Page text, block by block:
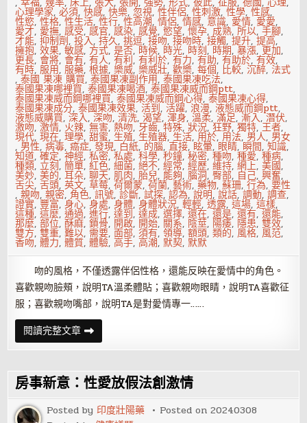
心理學家,必須,快感,快樂,忽視,性伴侶,性刺激,性學,性感,
性慾,性格,性生活,性行,性高潮,情侶,情感, 意識, 愛情, 愛愛,
愛才, 愛撫,感受,感官,感染,感覺,慾望,懷孕,成熟,所以,手腳,
才能,抑制劑,投入,持久,挑逗,接吻,接吻時,接觸,提升,提高,
擁抱,效果,敏感, 方式,是否, 時候, 時光, 時刻, 時期,暴漲, 更加,
更長, 會將, 會有,有人,有利,有利於,有力,有助,有助於,有效,
有時,服用,服藥,根據,樂威,樂威壯,歡樂,每個, 比較,沉醉, 法式
,泰國 果凍 購買,泰國果凍副作用,泰國果凍吃法,
泰國果凍哪裡買,泰國果凍喝酒,泰國果凍威而鋼ptt,
泰國果凍威而鋼哪裡買,泰國果凍威而鋼心得,泰國果凍心得,
泰國果凍成分,泰國果凍效果,活到,活躍,浪漫,液態威而鋼ptt,
液態威購買,深入,深吻,清洗,渴望,渾身,溫柔,滿足,漸入,潛伏,
激吻,激情, 火辣,無害,熱吻, 牙齒,特殊,狀況,狂野,獨特,王者,
現代,現在,理學,甜蜜,生殖,生殖器,生活, 用於, 用法, 男人, 男女
, 男性,病毒,癌症,發現, 白紙, 的腦,直接, 眩暈, 眼睛, 瞬間,知識,
知道,確定,神經,私密,私處,科學,秒鐘,秘密,種吻,種愛,種病,
種類,立刻,簡單,紅色,細菌,絕不,經常,經歷,維持,網上,美國,
美妙,美的,耳朵,聊天,肌肉,胎兒,能夠,腦洞,臀部, 自己,興奮,
舌尖,舌頭,英文,草莓,荷爾蒙,荷蘭,藝術,藥物,蘇珊,行為,要性
,親吻,親密, 角色,訊號,診斷,試探,認為,說明,說話,調動,調查,
證實, 豐富,身心,身處,身體,身體狀況,輕輕,透露,這場,這樣,
這種,這麼,通過,進行,達到,達成,選擇,還在,還是,還有,還能,
那麼,部位,酥麻,鎖骨, 開啟, 開始, 關系, 陰莖, 陽痿, 隱患,雙效,
雙方,雙重,難以, 需要,面部,須有,領導,額頭,類的, 風格, 風范,
香吻,體力,體質,體驗,高手,高潮, 默契, 默默
吻的風格，不僅透露伴侶性格，還能反映在愛情中的角色。
喜歡親吻臉頰，說明TA溫柔體貼；喜歡親吻眼睛，說明TA喜歡征
服；喜歡親吻嘴部，說明TA是對愛情專一……
閱讀完整文章吻
一
下
不
會
懷
孕，
憋
說
房事新意：性愛放假法創激情
Posted by 印度壯陽藥 Posted on20240308